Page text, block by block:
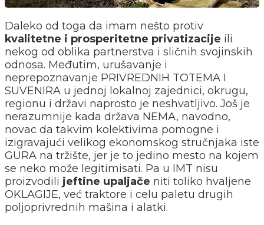
Daleko od toga da imam nešto protiv
kvalitetne i prosperitetne privatizacije ili
nekog od oblika partnerstva i sličnih svojinskih
odnosa. Međutim, urušavanje i
neprepoznavanje PRIVREDNIH TOTEMA I
SUVENIRA u jednoj lokalnoj zajednici, okrugu,
regionu i državi naprosto je neshvatljivo. Još je
nerazumnije kada država NEMA, navodno,
novac da takvim kolektivima pomogne i
izigravajući velikog ekonomskog stručnjaka iste
GURA na tržište, jer je to jedino mesto na kojem
se neko može legitimisati. Pa u IMT nisu
proizvodili jeftine upaljače niti toliko hvaljene
OKLAGIJE, već traktore i celu paletu drugih
poljoprivrednih mašina i alatki.